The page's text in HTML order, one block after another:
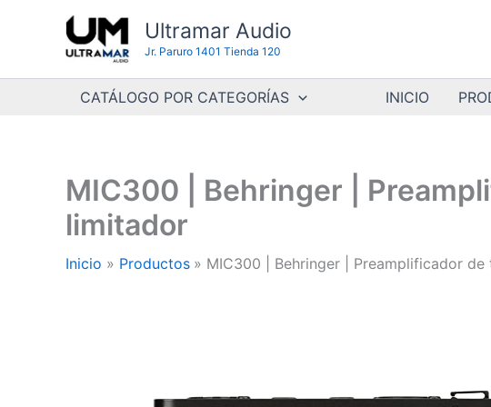
contenido
Ultramar Audio
Jr. Paruro 1401 Tienda 120
CATÁLOGO POR CATEGORÍAS INICIO
MIC300 | Behringer |
limitador
Inicio Productos MIC300 | Behringer | Preamplificador